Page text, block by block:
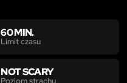
60 MIN.
Limit czasu
NOT SCARY
Poziom strachu